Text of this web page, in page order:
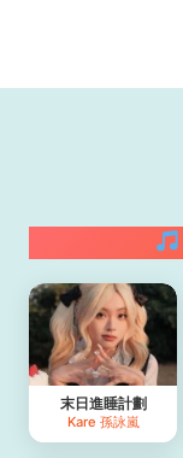
末日進睡計劃
Kare 孫詠嵐